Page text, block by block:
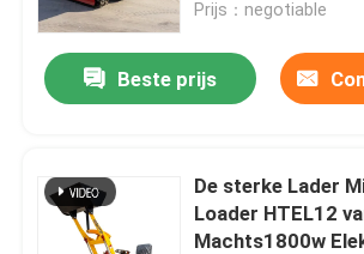
Prijs：negotiable
Beste prijs
De sterke Lader
Loader HTEL12
Machts1800w